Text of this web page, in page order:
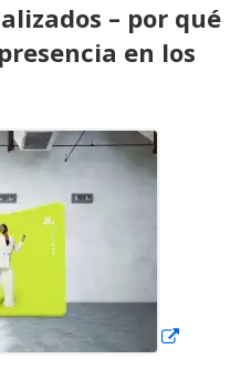
– por qué
en los